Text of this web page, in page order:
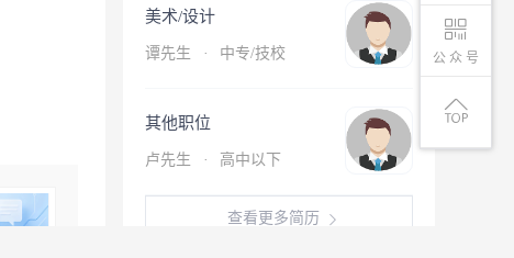
公 众 号
美术/设计
谭先生 · 中专/技校
其他职位
卢先生 · 高中以下
查看更多简历